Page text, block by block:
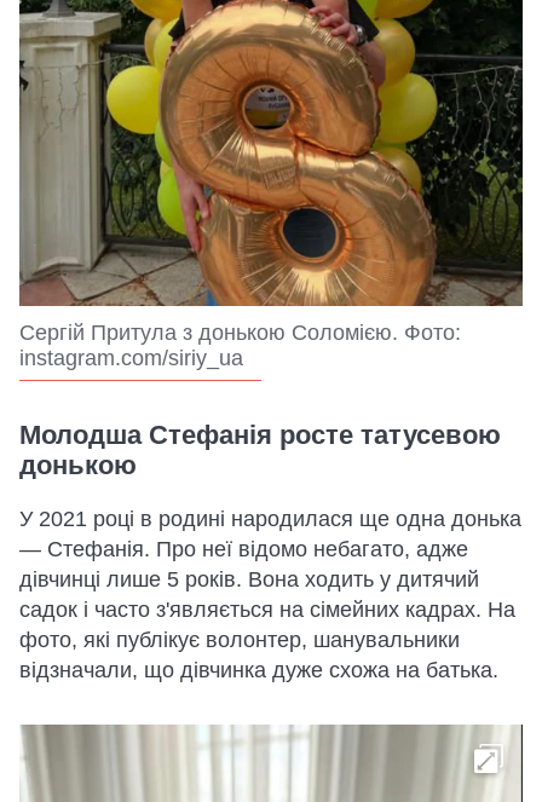
Сергій Притула з донькою Соломією. Фото:
instagram.com/siriy_ua
Молодша Стефанія росте татусевою
донькою
У 2021 році в родині народилася ще одна донька
— Стефанія. Про неї відомо небагато, адже
дівчинці лише 5 років. Вона ходить у дитячий
садок і часто з'являється на сімейних кадрах. На
фото, які публікує волонтер, шанувальники
відзначали, що дівчинка дуже схожа на батька.